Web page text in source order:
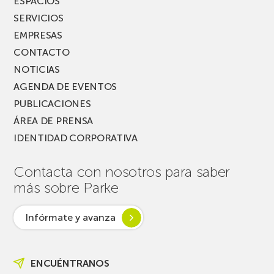
SERVICIOS
EMPRESAS
CONTACTO
NOTICIAS
AGENDA DE EVENTOS
PUBLICACIONES
ÁREA DE PRENSA
IDENTIDAD CORPORATIVA
Contacta con nosotros para saber
más sobre Parke
Infórmate y avanza
ENCUÉNTRANOS